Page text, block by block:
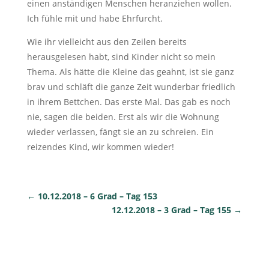
einen anständigen Menschen heranziehen wollen.
Ich fühle mit und habe Ehrfurcht.
Wie ihr vielleicht aus den Zeilen bereits
herausgelesen habt, sind Kinder nicht so mein
Thema. Als hätte die Kleine das geahnt, ist sie ganz
brav und schläft die ganze Zeit wunderbar friedlich
in ihrem Bettchen. Das erste Mal. Das gab es noch
nie, sagen die beiden. Erst als wir die Wohnung
wieder verlassen, fängt sie an zu schreien. Ein
reizendes Kind, wir kommen wieder!
← 10.12.2018 – 6 Grad – Tag 153
12.12.2018 – 3 Grad – Tag 155 →